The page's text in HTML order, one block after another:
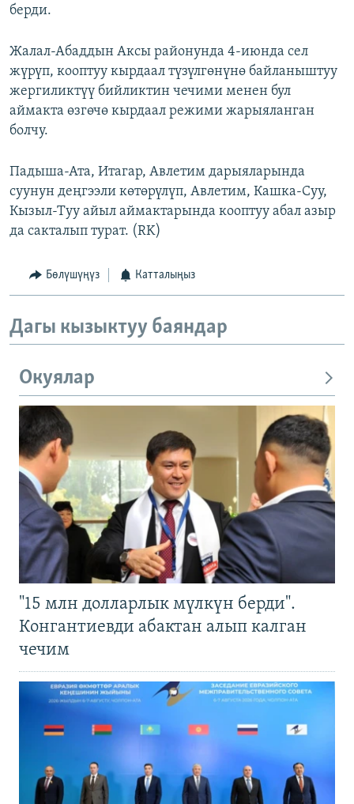
берди.
Жалал-Абаддын Аксы районунда 4-июнда сел
жүрүп, кооптуу кырдаал түзүлгөнүнө байланыштуу
жергиликтүү бийликтин чечими менен бул
аймакта өзгөчө кырдаал режими жарыяланган
болчу.
Падыша-Ата, Итагар, Авлетим дарыяларында
суунун деңгээли көтөрүлүп, Авлетим, Кашка-Суу,
Кызыл-Туу айыл аймактарында кооптуу абал азыр
да сакталып турат. (RK)
Бөлүшүңүз Катталыңыз
Дагы кызыктуу баяндар
Окуялар
"15 млн долларлык мүлкүн берди".
Конгантиевди абактан алып калган
чечим